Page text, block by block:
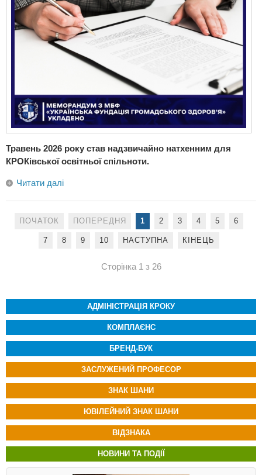
Травень 2026 року став надзвичайно натхенним для
КРОКівської освітньої спільноти.
Читати далі
ПОЧАТОК ПОПЕРЕДНЯ 1 2 3 4 5 6
7 8 9 10 НАСТУПНА КІНЕЦЬ
Сторінка 1 з 26
АДМІНІСТРАЦІЯ КРОКУ
КОМПЛАЄНС
БРЕНД-БУК
ЗАСЛУЖЕНИЙ ПРОФЕСОР
ЗНАК ШАНИ
ЮВІЛЕЙНИЙ ЗНАК ШАНИ
ВІДЗНАКА
НОВИНИ ТА ПОДІЇ